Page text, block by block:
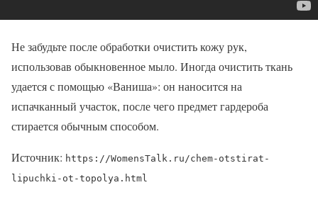
Не забудьте после обработки очистить кожу рук,
использовав обыкновенное мыло. Иногда очистить ткань
удается с помощью «Ваниша»: он наносится на
испачканный участок, после чего предмет гардероба
стирается обычным способом.
Источник: https://WomensTalk.ru/chem-otstirat-
lipuchki-ot-topolya.html